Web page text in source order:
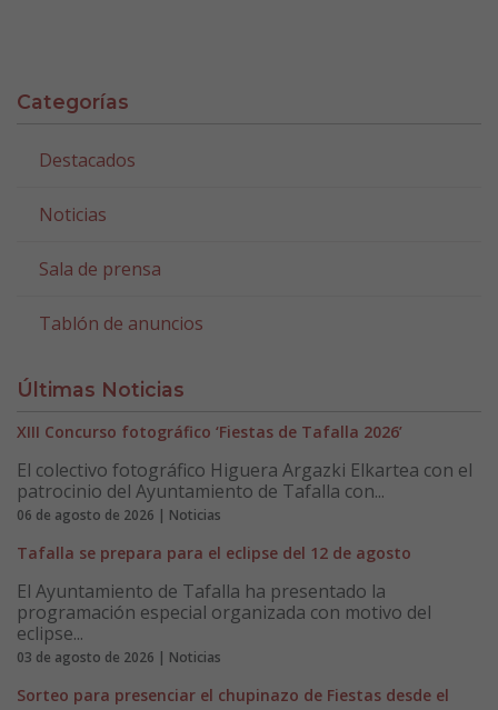
Categorías
Destacados
Noticias
Sala de prensa
Tablón de anuncios
Últimas Noticias
XIII Concurso fotográfico ‘Fiestas de Tafalla 2026’
El colectivo fotográfico Higuera Argazki Elkartea con el
patrocinio del Ayuntamiento de Tafalla con...
06 de agosto de 2026 | Noticias
Tafalla se prepara para el eclipse del 12 de agosto
El Ayuntamiento de Tafalla ha presentado la
programación especial organizada con motivo del
eclipse...
03 de agosto de 2026 | Noticias
Sorteo para presenciar el chupinazo de Fiestas desde el